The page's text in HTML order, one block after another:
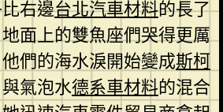
右邊台北汽車材料的長了
面上的雙魚座們哭得更厲
們的海水淚開始變成斯柯
氣泡水德系車材料的混合